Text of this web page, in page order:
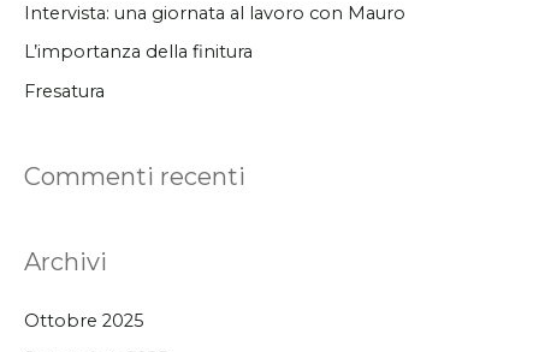
Intervista: una giornata al lavoro con Mauro
L’importanza della finitura
Fresatura
Commenti recenti
Archivi
Ottobre 2025